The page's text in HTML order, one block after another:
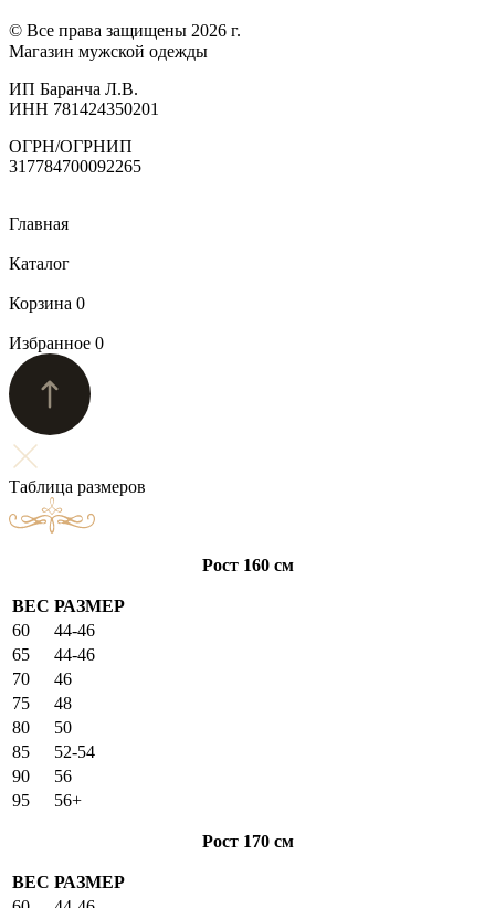
© Все права защищены 2026 г.
Магазин мужской одежды
ИП Баранча Л.В.
ИНН 781424350201
ОГРН/ОГРНИП
317784700092265
Главная
Каталог
Корзина 0
Избранное 0
Таблица размеров
Рост 160 см
ВЕС РАЗМЕР
60
44-46
65
44-46
70
46
75
48
80
50
85
52-54
90
56
95
56+
Рост 170 см
ВЕС РАЗМЕР